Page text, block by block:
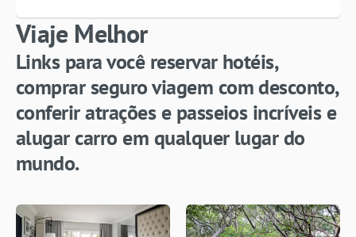
Viaje Melhor
Links para você reservar hotéis,
comprar seguro viagem com desconto,
conferir atrações e passeios incríveis e
alugar carro em qualquer lugar do
mundo.